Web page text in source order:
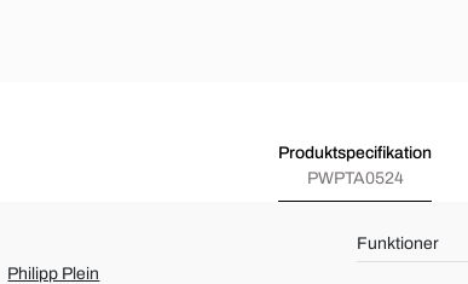
Produktspecifikation
PWPTA0524
Philipp Plein
Funktioner